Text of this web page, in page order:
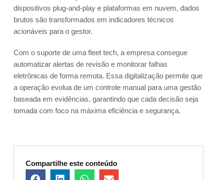
dispositivos plug-and-play e plataformas em nuvem, dados
brutos são transformados em indicadores técnicos
acionáveis para o gestor.
Com o suporte de uma fleet tech, a empresa consegue
automatizar alertas de revisão e monitorar falhas
eletrônicas de forma remota. Essa digitalização permite que
a operação evolua de um controle manual para uma gestão
baseada em evidências, garantindo que cada decisão seja
tomada com foco na máxima eficiência e segurança.
Compartilhe este conteúdo